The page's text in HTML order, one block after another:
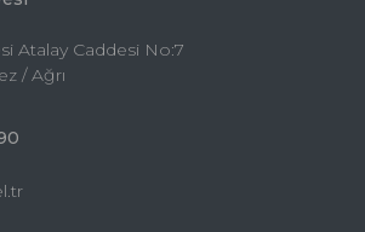
Atalay Caddesi No:7
/ Ağrı